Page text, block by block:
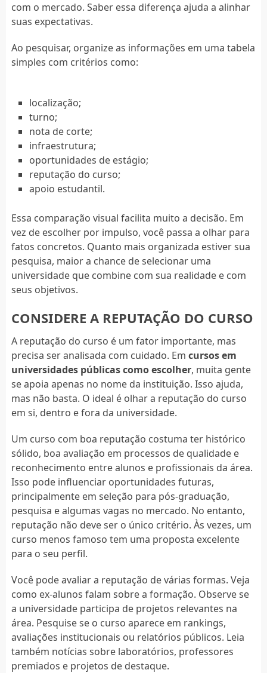
com o mercado. Saber essa diferença ajuda a alinhar
suas expectativas.
Ao pesquisar, organize as informações em uma tabela
simples com critérios como:
localização;
turno;
nota de corte;
infraestrutura;
oportunidades de estágio;
reputação do curso;
apoio estudantil.
Essa comparação visual facilita muito a decisão. Em
vez de escolher por impulso, você passa a olhar para
fatos concretos. Quanto mais organizada estiver sua
pesquisa, maior a chance de selecionar uma
universidade que combine com sua realidade e com
seus objetivos.
CONSIDERE A REPUTAÇÃO DO CURSO
A reputação do curso é um fator importante, mas
precisa ser analisada com cuidado. Em cursos em
universidades públicas como escolher, muita gente
se apoia apenas no nome da instituição. Isso ajuda,
mas não basta. O ideal é olhar a reputação do curso
em si, dentro e fora da universidade.
Um curso com boa reputação costuma ter histórico
sólido, boa avaliação em processos de qualidade e
reconhecimento entre alunos e profissionais da área.
Isso pode influenciar oportunidades futuras,
principalmente em seleção para pós-graduação,
pesquisa e algumas vagas no mercado. No entanto,
reputação não deve ser o único critério. Às vezes, um
curso menos famoso tem uma proposta excelente
para o seu perfil.
Você pode avaliar a reputação de várias formas. Veja
como ex-alunos falam sobre a formação. Observe se
a universidade participa de projetos relevantes na
área. Pesquise se o curso aparece em rankings,
avaliações institucionais ou relatórios públicos. Leia
também notícias sobre laboratórios, professores
premiados e projetos de destaque.